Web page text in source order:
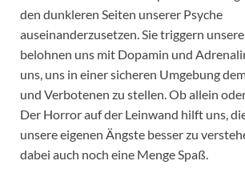
den dunkleren Seiten unserer Psyche
auseinanderzusetzen. Sie triggern
belohnen uns mit Dopamin und
uns, uns in einer sicheren Umgebung
und Verbotenen zu stellen. Ob allein
Der Horror auf der Leinwand hilft uns,
unsere eigenen Ängste besser zu
dabei auch noch eine Menge Spaß.